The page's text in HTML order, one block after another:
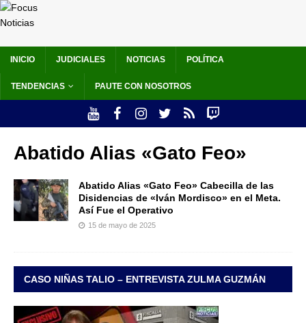
INICIO JUDICIALES NOTICIAS POLÍTICA
TENDENCIAS PAUTE CON NOSOTROS
Abatido Alias «Gato Feo»
Abatido Alias «Gato Feo» Cabecilla de las
Disidencias de «Iván Mordisco» en el Meta.
Así Fue el Operativo
15 de mayo de 2025
CASO NIÑAS TALIO – ENTREVISTA ZULMA GUZMÁN